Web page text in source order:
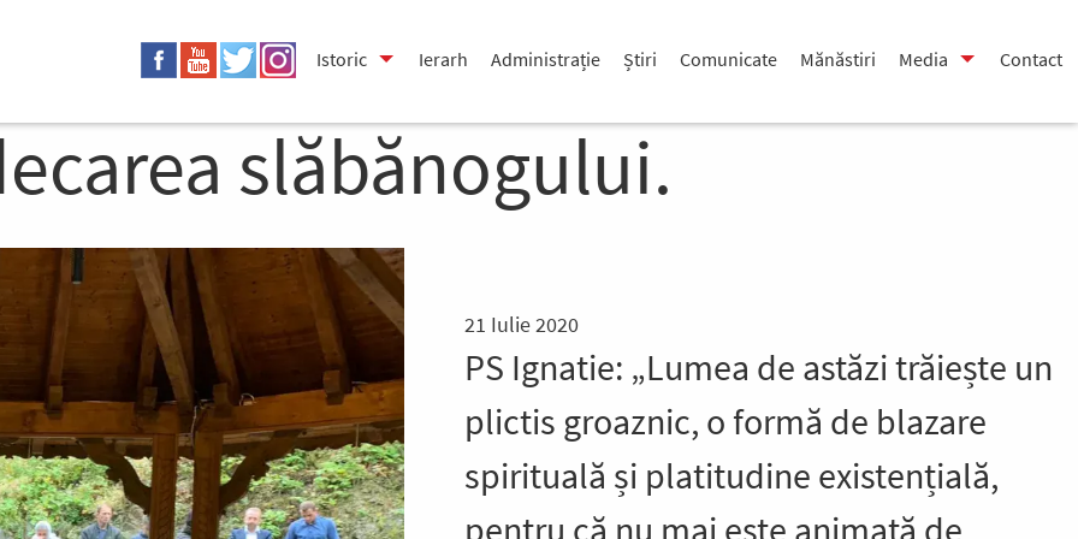
Istoric Ierarh Administrație Știri Comunicate Mănăstiri Media Contact
slăbănogului.
21 Iulie 2020
PS Ignatie: „Lumea de astăzi trăiește un
plictis groaznic, o formă de blazare
spirituală și platitudine existențială,
pentru că nu mai este animată de